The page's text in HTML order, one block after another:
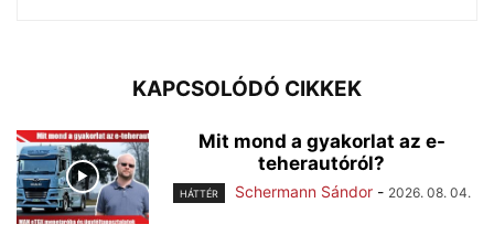
KAPCSOLÓDÓ CIKKEK
Mit mond a gyakorlat az e-
teherautóról?
HÁTTÉR Schermann Sándor - 2026. 08. 04.